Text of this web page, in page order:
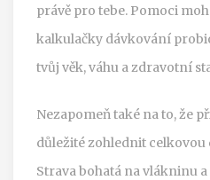
právě pro tebe. Pomoci
kalkulačky dávkování
tvůj věk, váhu a zdravotní
Nezapomeň také na to, že
důležité zohlednit celkovou
Strava bohatá na vlákninu